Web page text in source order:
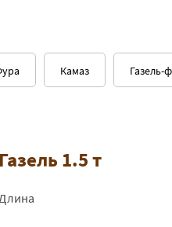
Газель-
Камаз
Газель 1.5 т